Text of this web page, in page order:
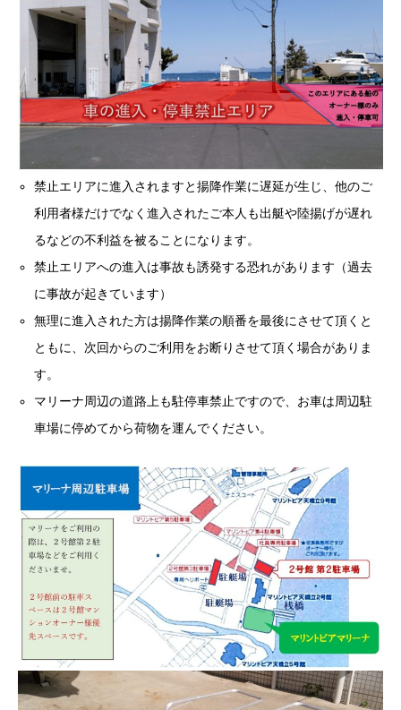
禁止エリアに進入されますと揚降作業に遅延が生じ、他のご
利用者様だけでなく進入されたご本人も出艇や陸揚げが遅れ
るなどの不利益を被ることになります。
禁止エリアへの進入は事故も誘発する恐れがあります（過去
に事故が起きています）
無理に進入された方は揚降作業の順番を最後にさせて頂くと
ともに、次回からのご利用をお断りさせて頂く場合がありま
す。
マリーナ周辺の道路上も駐停車禁止ですので、お車は周辺駐
車場に停めてから荷物を運んでください。